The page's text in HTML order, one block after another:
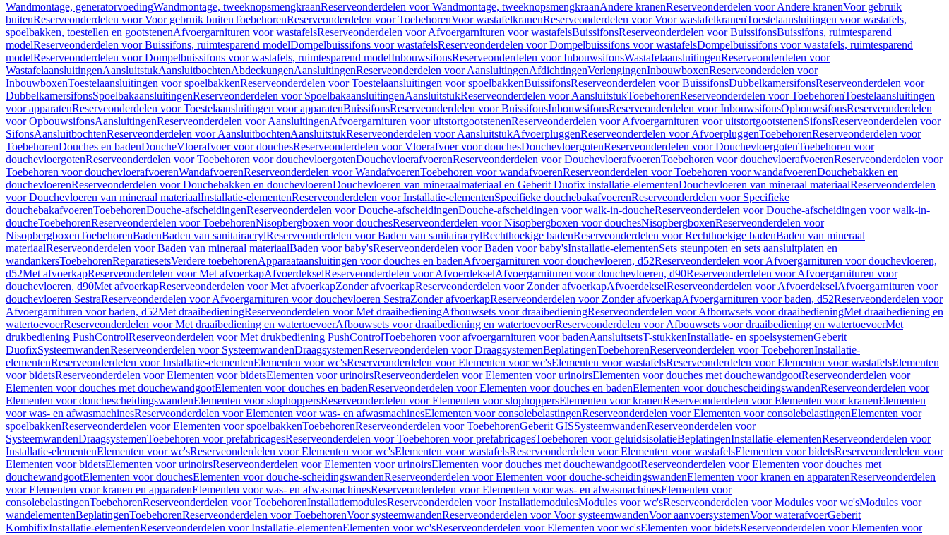
Wandmontage, generatorvoedingWandmontage, tweeknopsmengkraanReserveonderdelen voor Wandmontage, tweeknopsmengkraanAndere kranenReserveonderdelen voor Andere kranenVoor gebruik
buitenReserveonderdelen voor Voor gebruik buitenToebehorenReserveonderdelen voor ToebehorenVoor wastafelkranenReserveonderdelen voor Voor wastafelkranenToestelaansluitingen voor wastafels,
spoelbakken, toestellen en gootstenenAfvoergarnituren voor wastafelsReserveonderdelen voor Afvoergarnituren voor wastafelsBuissifonsReserveonderdelen voor BuissifonsBuissifons, ruimtesparend
modelReserveonderdelen voor Buissifons, ruimtesparend modelDompelbuissifons voor wastafelsReserveonderdelen voor Dompelbuissifons voor wastafelsDompelbuissifons voor wastafels, ruimtesparend
modelReserveonderdelen voor Dompelbuissifons voor wastafels, ruimtesparend modelInbouwsifonsReserveonderdelen voor InbouwsifonsWastafelaansluitingenReserveonderdelen voor
WastafelaansluitingenAansluitstukAansluitbochtenAbdeckungenAansluitingenReserveonderdelen voor AansluitingenAfdichtingenVerlengingenInbouwboxenReserveonderdelen voor
InbouwboxenToestelaansluitingen voor spoelbakkenReserveonderdelen voor Toestelaansluitingen voor spoelbakkenBuissifonsReserveonderdelen voor BuissifonsDubbelkamersifonsReserveonderdelen voor
DubbelkamersifonsSpoelbakaansluitingenReserveonderdelen voor SpoelbakaansluitingenAansluitstukReserveonderdelen voor AansluitstukToebehorenReserveonderdelen voor ToebehorenToestelaansluitingen
voor apparatenReserveonderdelen voor Toestelaansluitingen voor apparatenBuissifonsReserveonderdelen voor BuissifonsInbouwsifonsReserveonderdelen voor InbouwsifonsOpbouwsifonsReserveonderdelen
voor OpbouwsifonsAansluitingenReserveonderdelen voor AansluitingenAfvoergarnituren voor uitstortgootstenenReserveonderdelen voor Afvoergarnituren voor uitstortgootstenenSifonsReserveonderdelen voor
SifonsAansluitbochtenReserveonderdelen voor AansluitbochtenAansluitstukReserveonderdelen voor AansluitstukAfvoerpluggenReserveonderdelen voor AfvoerpluggenToebehorenReserveonderdelen voor
ToebehorenDouches en badenDoucheVloerafvoer voor douchesReserveonderdelen voor Vloerafvoer voor douchesDouchevloergotenReserveonderdelen voor DouchevloergotenToebehoren voor
douchevloergotenReserveonderdelen voor Toebehoren voor douchevloergotenDouchevloerafvoerenReserveonderdelen voor DouchevloerafvoerenToebehoren voor douchevloerafvoerenReserveonderdelen voor
Toebehoren voor douchevloerafvoerenWandafvoerenReserveonderdelen voor WandafvoerenToebehoren voor wandafvoerenReserveonderdelen voor Toebehoren voor wandafvoerenDouchebakken en
douchevloerenReserveonderdelen voor Douchebakken en douchevloerenDouchevloeren van mineraalmateriaal en Geberit Duofix installatie-elementenDouchevloeren van mineraal materiaalReserveonderdelen
voor Douchevloeren van mineraal materiaalInstallatie-elementenReserveonderdelen voor Installatie-elementenSpecifieke douchebakafvoerenReserveonderdelen voor Specifieke
douchebakafvoerenToebehorenDouche-afscheidingenReserveonderdelen voor Douche-afscheidingenDouche-afscheidingen voor walk-in-doucheReserveonderdelen voor Douche-afscheidingen voor walk-in-
doucheToebehorenReserveonderdelen voor ToebehorenNisopbergboxen voor douchesReserveonderdelen voor Nisopbergboxen voor douchesNisopbergboxenReserveonderdelen voor
NisopbergboxenToebehorenBadenBaden van sanitairacrylReserveonderdelen voor Baden van sanitairacrylRechthoekige badenReserveonderdelen voor Rechthoekige badenBaden van mineraal
materiaalReserveonderdelen voor Baden van mineraal materiaalBaden voor baby'sReserveonderdelen voor Baden voor baby'sInstallatie-elementenSets steunpoten en sets aansluitplaten en
wandankersToebehorenReparatiesetsVerdere toebehorenApparaataansluitingen voor douches en badenAfvoergarnituren voor douchevloeren, d52Reserveonderdelen voor Afvoergarnituren voor douchevloeren,
d52Met afvoerkapReserveonderdelen voor Met afvoerkapAfvoerdekselReserveonderdelen voor AfvoerdekselAfvoergarnituren voor douchevloeren, d90Reserveonderdelen voor Afvoergarnituren voor
douchevloeren, d90Met afvoerkapReserveonderdelen voor Met afvoerkapZonder afvoerkapReserveonderdelen voor Zonder afvoerkapAfvoerdekselReserveonderdelen voor AfvoerdekselAfvoergarnituren voor
douchevloeren SestraReserveonderdelen voor Afvoergarnituren voor douchevloeren SestraZonder afvoerkapReserveonderdelen voor Zonder afvoerkapAfvoergarnituren voor baden, d52Reserveonderdelen voor
Afvoergarnituren voor baden, d52Met draaibedieningReserveonderdelen voor Met draaibedieningAfbouwsets voor draaibedieningReserveonderdelen voor Afbouwsets voor draaibedieningMet draaibediening en
watertoevoerReserveonderdelen voor Met draaibediening en watertoevoerAfbouwsets voor draaibediening en watertoevoerReserveonderdelen voor Afbouwsets voor draaibediening en watertoevoerMet
drukbediening PushControlReserveonderdelen voor Met drukbediening PushControlToebehoren voor afvoergarnituren voor badenAansluitsetsT-stukkenInstallatie- en spoelsystemenGeberit
DuofixSysteemwandenReserveonderdelen voor SysteemwandenDraagsystemenReserveonderdelen voor DraagsystemenBeplatingenToebehorenReserveonderdelen voor ToebehorenInstallatie-
elementenReserveonderdelen voor Installatie-elementenElementen voor wc'sReserveonderdelen voor Elementen voor wc'sElementen voor wastafelsReserveonderdelen voor Elementen voor wastafelsElementen
voor bidetsReserveonderdelen voor Elementen voor bidetsElementen voor urinoirsReserveonderdelen voor Elementen voor urinoirsElementen voor douches met douchewandgootReserveonderdelen voor
Elementen voor douches met douchewandgootElementen voor douches en badenReserveonderdelen voor Elementen voor douches en badenElementen voor douchescheidingswandenReserveonderdelen voor
Elementen voor douchescheidingswandenElementen voor slophoppersReserveonderdelen voor Elementen voor slophoppersElementen voor kranenReserveonderdelen voor Elementen voor kranenElementen
voor was- en afwasmachinesReserveonderdelen voor Elementen voor was- en afwasmachinesElementen voor consolebelastingenReserveonderdelen voor Elementen voor consolebelastingenElementen voor
spoelbakkenReserveonderdelen voor Elementen voor spoelbakkenToebehorenReserveonderdelen voor ToebehorenGeberit GISSysteemwandenReserveonderdelen voor
SysteemwandenDraagsystemenToebehoren voor prefabricagesReserveonderdelen voor Toebehoren voor prefabricagesToebehoren voor geluidsisolatieBeplatingenInstallatie-elementenReserveonderdelen voor
Installatie-elementenElementen voor wc'sReserveonderdelen voor Elementen voor wc'sElementen voor wastafelsReserveonderdelen voor Elementen voor wastafelsElementen voor bidetsReserveonderdelen voor
Elementen voor bidetsElementen voor urinoirsReserveonderdelen voor Elementen voor urinoirsElementen voor douches met douchewandgootReserveonderdelen voor Elementen voor douches met
douchewandgootElementen voor douchesElementen voor douche-scheidingswandenReserveonderdelen voor Elementen voor douche-scheidingswandenElementen voor kranen en apparatenReserveonderdelen
voor Elementen voor kranen en apparatenElementen voor was- en afwasmachinesReserveonderdelen voor Elementen voor was- en afwasmachinesElementen voor
consolebelastingenToebehorenReserveonderdelen voor ToebehorenInstallatiemodulesReserveonderdelen voor InstallatiemodulesModules voor wc'sReserveonderdelen voor Modules voor wc'sModules voor
wandelementenBeplatingenToebehorenReserveonderdelen voor ToebehorenVoor systeemwandenReserveonderdelen voor Voor systeemwandenVoor aanvoersystemenVoor waterafvoerGeberit
KombifixInstallatie-elementenReserveonderdelen voor Installatie-elementenElementen voor wc'sReserveonderdelen voor Elementen voor wc'sElementen voor bidetsReserveonderdelen voor Elementen voor